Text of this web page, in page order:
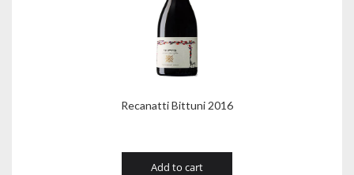
Recanatti Bittuni 2016
Add to cart